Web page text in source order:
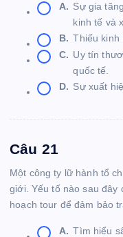
A. Sự gia
kinh tế và
B. Thiếu kinh
C. Uy tín
quốc tế.
D. Sự xuất
Câu 21
Một công ty lữ hành tổ
giới. Yếu tố nào sau
hoạch tour để đảm bảo
A. Tìm hiểu